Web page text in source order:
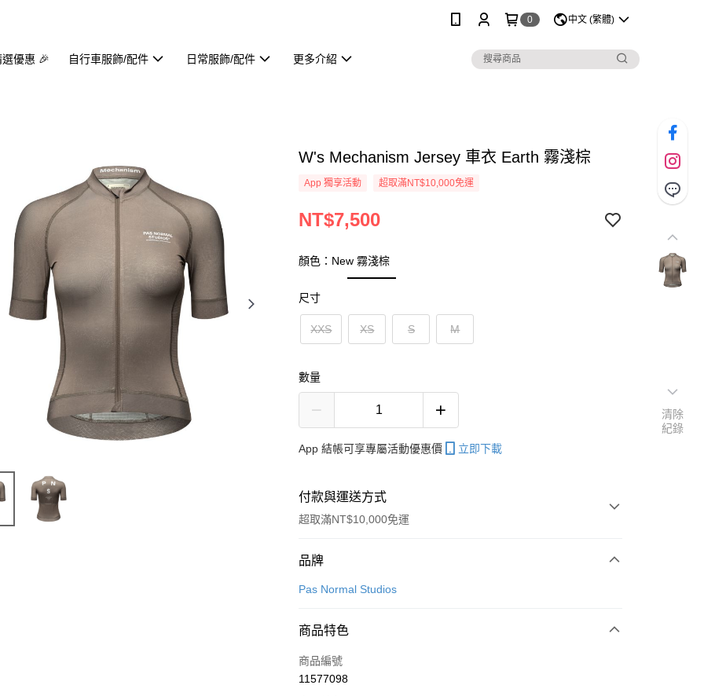
0 中文 (繁體)
優惠 🎉 自行車服飾/配件 日常服飾/配件 更多介紹
W's Mechanism Jersey 車衣 Earth 霧淺棕
App 獨享活動 超取滿NT$10,000免運
NT$7,500
顏色：New 霧淺棕
尺寸
XXS XS S M
數量
App 結帳可享專屬活動優惠價 立即下載
付款與運送方式
超取滿NT$10,000免運
付款方式
信用卡一次付款
Apple Pay
品牌
Pas Normal Studios
商品特色
商品編號
11577098
清除
紀錄